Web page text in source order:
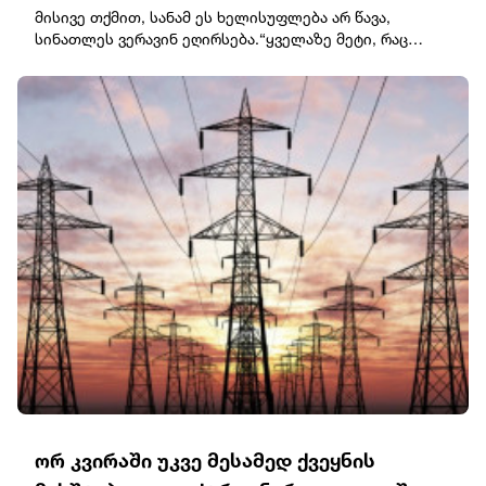
მისივე თქმით, სანამ ეს ხელისუფლება არ წავა,
სინათლეს ვერავინ ეღირსება.“ყველაზე მეტი, რაც
ვიძახოთ - საბოტაჟის (ანუ მტრების) ბრალიაო.
სინამდვილეში ყველაფერი დღესავით ნათელია - ვერ
უძლებს უხარისხო ქსელი დატვირთვას. მის
ამორტიზაციაში ათი წლის განმავლობაში
კრიპტოენერგოვამპირებმაც თავისი როლი ითამაშეს -
უმოწყალოდ ეწევიან სისტემის ცვეთას.შეცდომები,
არაკომპეტენტურობა და ტოტალური კორუფცია არის
იმის მიზეზი, რაც ხდება.ამწუთას ჩემთან შუქი მოვიდა.
კი გაგვიხარდა, მაგრამ სიხარული ნაადრევია - ისევ
წავა. სანამ ესენი არ წავლენ, “სინათლეს” ვერ
ვეღირსებით”, - განაცხადა რომან გოცირიძემ. ორ
კვირაში უკვე მესამედ საქართველოში
ელექტროენერგიის მასშტაბური გათიშვა
მოხდა.საქართველოს სახელმწიფო ელექტროსისტემის
განცხადებით, 24–25 ივლისს ქვეყანაში მომხდარი
სასისტემო ავარიების შემდეგ, ენგურჰესზე
სადგურის შესაბამისი მოწყობილობების შესწავლის
მიზნით აუცილებელი იყო ელექტროსისტემის
ორ კვირაში უკვე მესამედ ქვეყნის